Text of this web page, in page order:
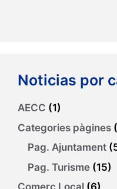
Noticias por
AECC (1)
Categories pàgines
Pag. Ajuntament
Pag. Turisme (15)